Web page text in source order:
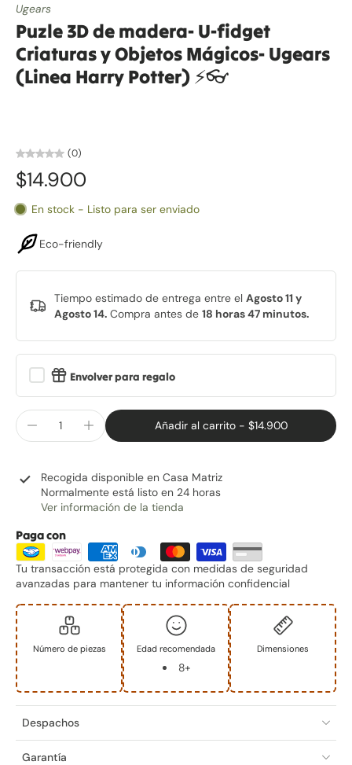
Ugears
Puzle 3D de madera- U-fidget
Criaturas y Objetos Mágicos- Ugears
(Linea Harry Potter) ⚡👓
(0)
$14.900
En stock - Listo para ser enviado
Eco-friendly
Tiempo estimado de entrega entre el Agosto 11 y
Agosto 14. Compra antes de 18 horas 47 minutos.
Envolver para regalo
Añadir al carrito - $14.900
Recogida disponible en Casa Matriz
Normalmente está listo en 24 horas
Ver información de la tienda
Paga con
Tu transacción está protegida con medidas de seguridad
avanzadas para mantener tu información confidencial
Número de piezas Edad recomendada
8+
Dimensiones
Despachos
Garantía